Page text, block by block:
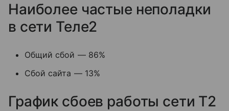
Наиболее частые неполадки
в сети Теле2
Общий сбой — 86%
Сбой сайта — 13%
График сбоев работы сети T2